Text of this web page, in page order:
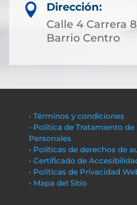

Dirección:
Calle 4 Carrera
Barrio Centro
• Términos y condiciones
• Política de Tratamiento de
Personales
• Políticas de derechos de
• Certificado de
• Políticas de Privacidad
• Mapa del Sitio